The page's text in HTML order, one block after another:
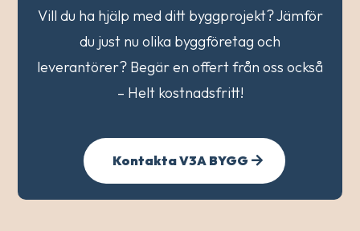
Vill du ha hjälp med ditt byggprojekt? Jämför
du just nu olika byggföretag och
leverantörer? Begär en offert från oss också
– Helt kostnadsfritt!
Kontakta V3A BYGG